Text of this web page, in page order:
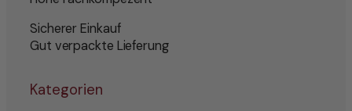
Sicherer Einkauf
Gut verpackte Lieferung
Kategorien